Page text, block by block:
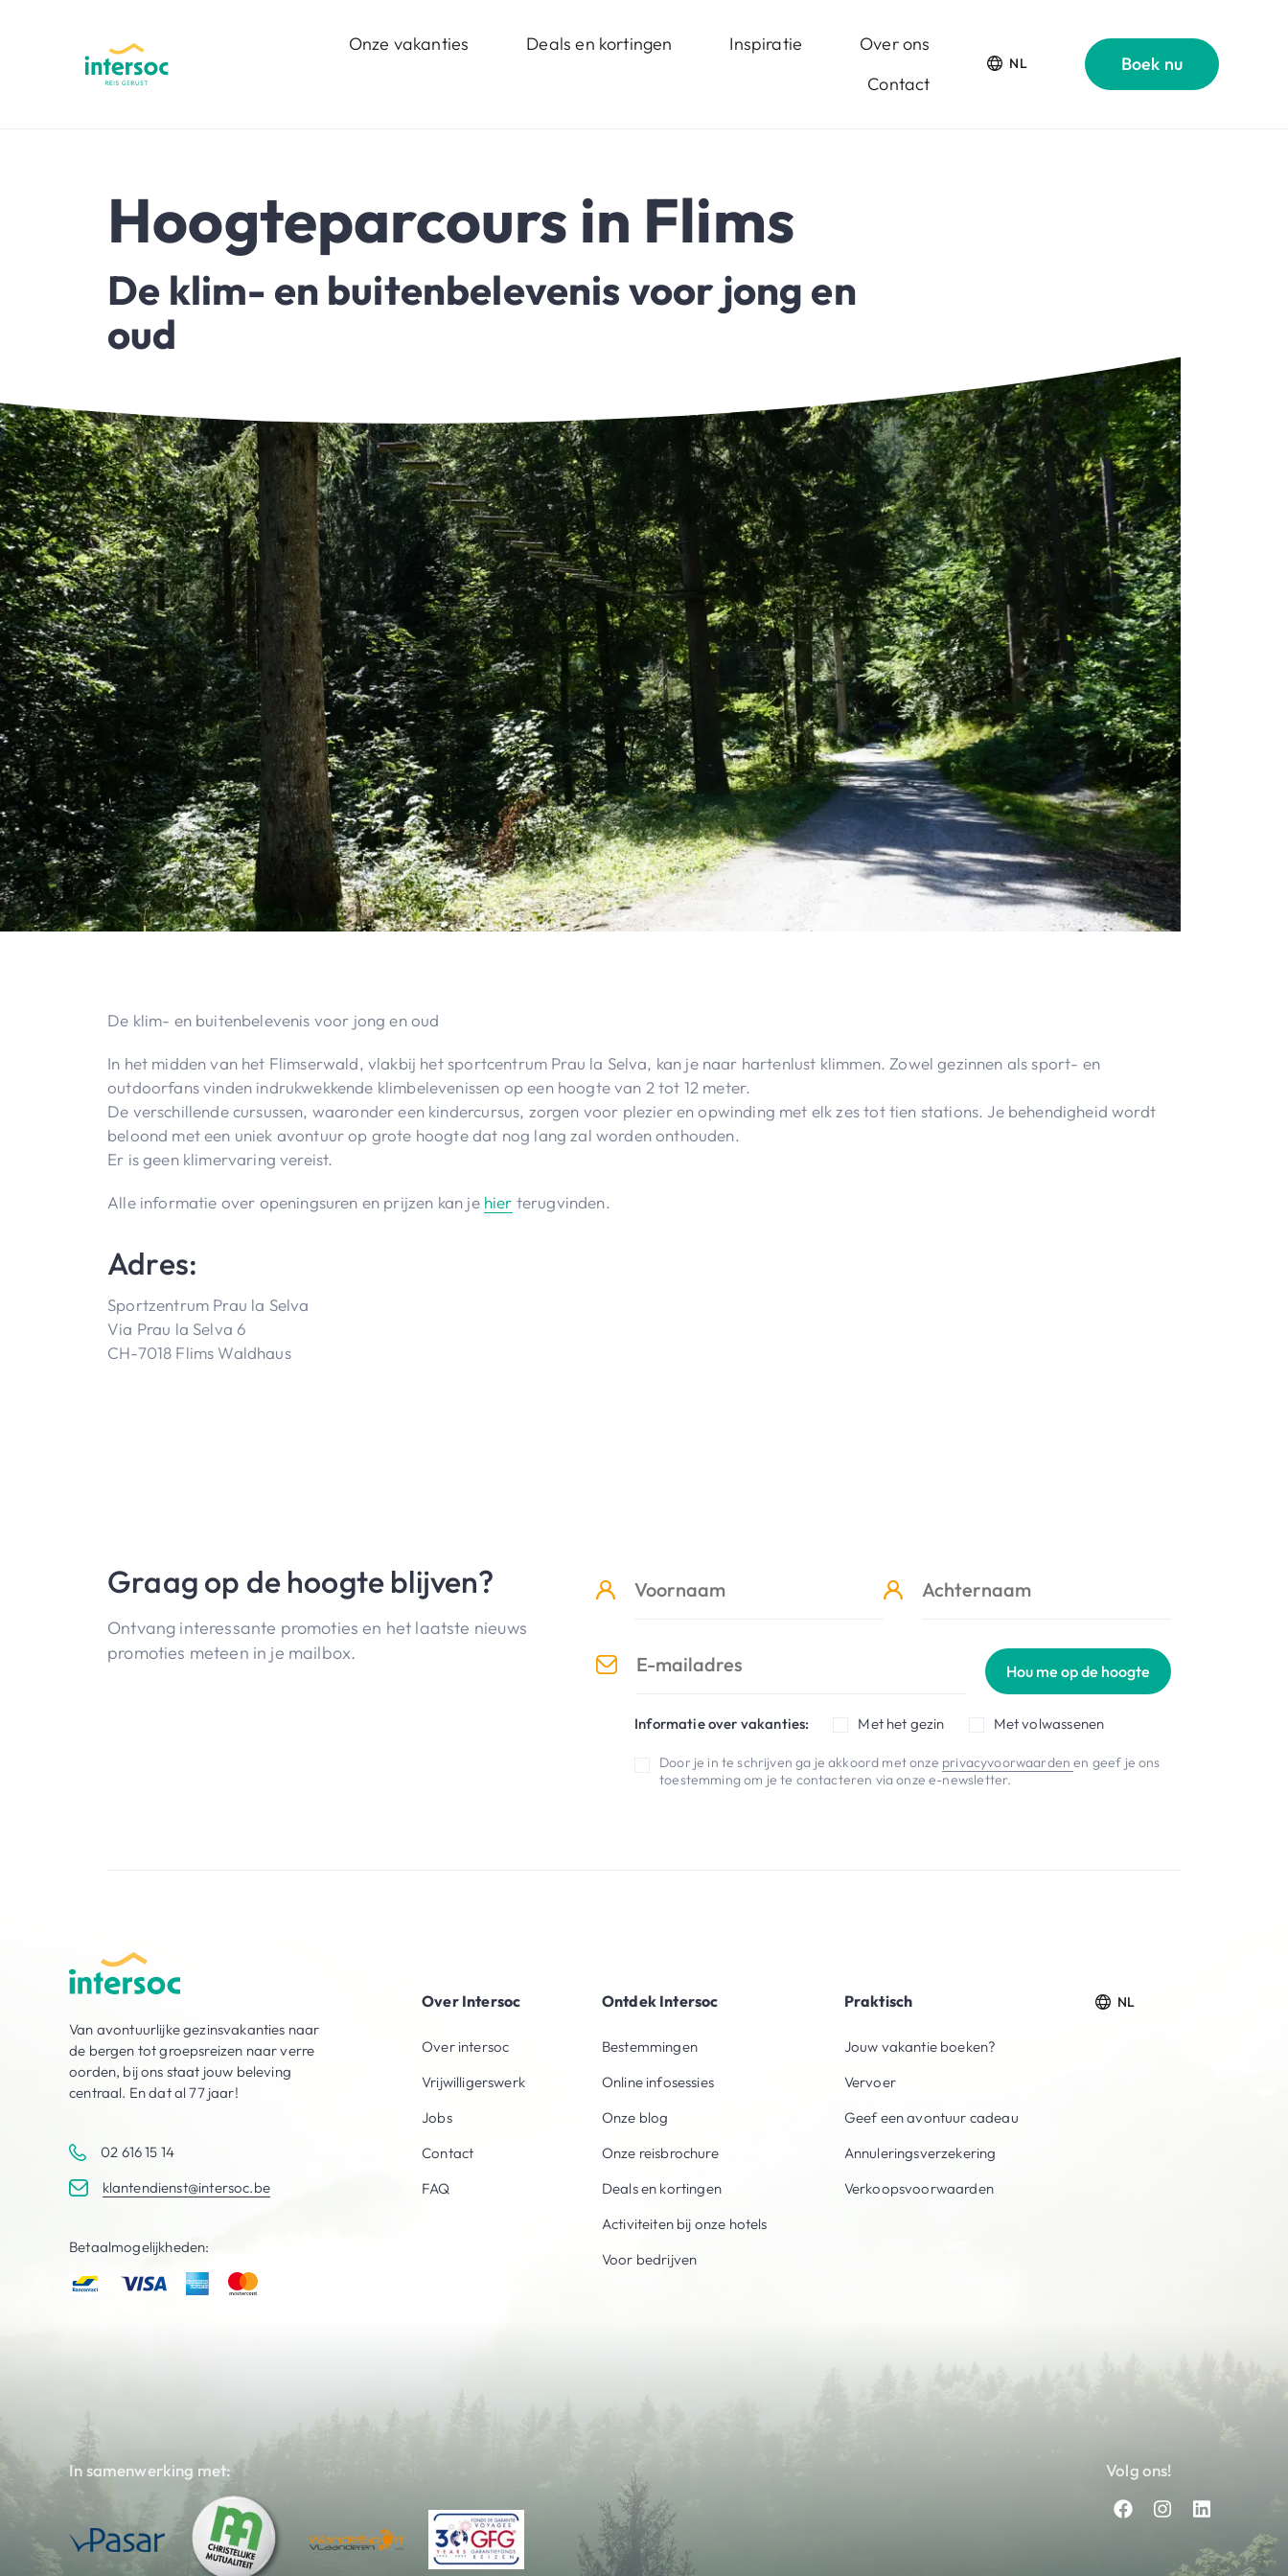
Onze vakanties Deals en kortingen Inspiratie
Over ons
Contact
NL Boek nu
Hoogteparcours in Flims
De klim- en buitenbelevenis voor jong en
oud
De klim- en buitenbelevenis voor jong en oud
In het midden van het Flimserwald, vlakbij het sportcentrum Prau la Selva, kan je naar hartenlust klimmen. Zowel gezinnen als sport- en
outdoorfans vinden indrukwekkende klimbelevenissen op een hoogte van 2 tot 12 meter.
De verschillende cursussen, waaronder een kindercursus, zorgen voor plezier en opwinding met elk zes tot tien stations. Je behendigheid wordt
beloond met een uniek avontuur op grote hoogte dat nog lang zal worden onthouden.
Er is geen klimervaring vereist.
Alle informatie over openingsuren en prijzen kan je hier terugvinden.
Adres:
Sportzentrum Prau la Selva
Via Prau la Selva 6
CH-7018 Flims Waldhaus
Graag op de hoogte blijven?
Ontvang interessante promoties en het laatste nieuws
promoties meteen in je mailbox.
Hou me op de hoogte
Informatie over vakanties: Met het gezin Met volwassenen
Door je in te schrijven ga je akkoord met onze privacyvoorwaardenen geef je ons
toestemming om je te contacteren via onze e-newsletter.
Van avontuurlijke gezinsvakanties naar
de bergen tot groepsreizen naar verre
oorden, bij ons staat jouw beleving
centraal. En dat al 77 jaar!
02 616 15 14
klantendienst@intersoc.be
Betaalmogelijkheden:
Over Intersoc
Over intersoc
Vrijwilligerswerk
Jobs
Contact
FAQ
Ontdek Intersoc
Bestemmingen
Online infosessies
Onze blog
Onze reisbrochure
Deals en kortingen
Activiteiten bij onze hotels
Voor bedrijven
Praktisch
Jouw vakantie boeken?
Vervoer
Geef een avontuur cadeau
Annuleringsverzekering
Verkoopsvoorwaarden
NL
In samenwerking met: Volg ons!